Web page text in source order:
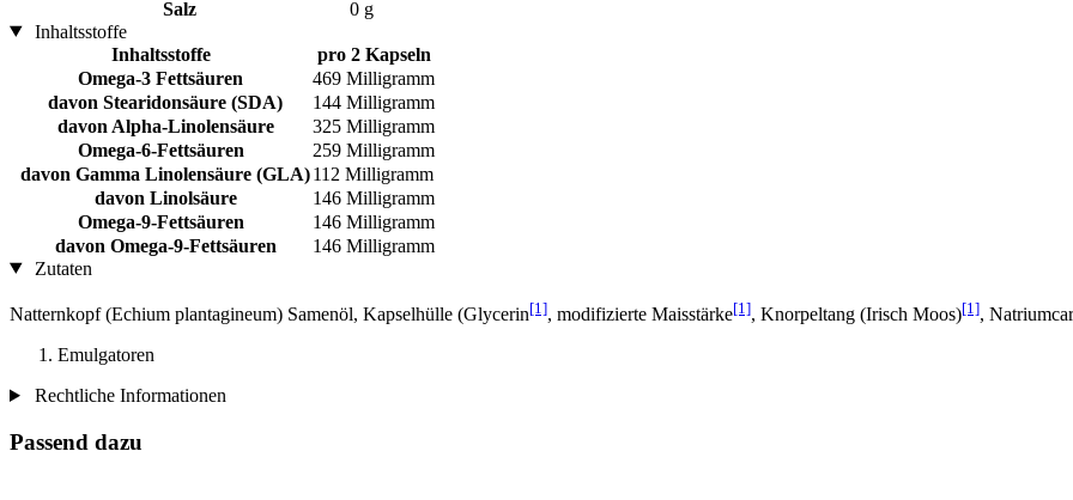
Salz
0 g
Inhaltsstoffe
Inhaltsstoffe
pro 2 Kapseln
Omega-3 Fettsäuren
469 Milligramm
davon Stearidonsäure (SDA)
144 Milligramm
davon Alpha-Linolensäure
325 Milligramm
Omega-6-Fettsäuren
259 Milligramm
davon Gamma Linolensäure (GLA)112 Milligramm
davon Linolsäure
146 Milligramm
Omega-9-Fettsäuren
146 Milligramm
davon Omega-9-Fettsäuren
146 Milligramm
Zutaten
Natternkopf (Echium plantagineum) Samenöl, Kapselhülle (Glycerin[1], modifizierte Maisstärke[1], Knorpeltang (Irisch Moos)[1],
Emulgatoren
Rechtliche Informationen
Passend dazu